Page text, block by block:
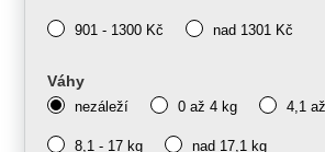
901 - 1300 Kč nad 1301 Kč
Váhy
nezáleží 0 až 4 kg 4,1
8,1 - 17 kg nad 17,1 kg